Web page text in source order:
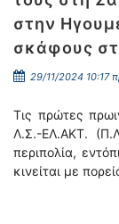
στην
σκάφους
29/11/2024 10:17
Τις πρώτες
Λ.Σ.-ΕΛ.ΑΚΤ.
περιπολία,
κινείται με